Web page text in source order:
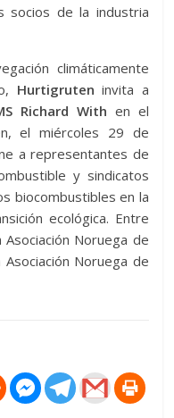
socios de la industria
climáticamente
Hurtigruten invita a
Richard With en el
el miércoles 29 de
a representantes de
y sindicatos
biocombustibles en la
ecológica. Entre
Noruega de
Noruega de